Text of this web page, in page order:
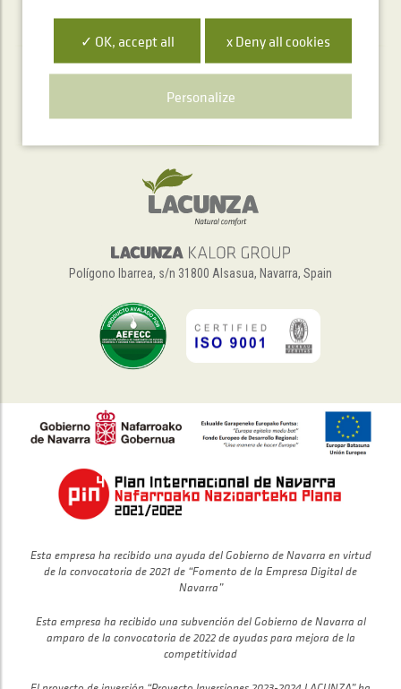
+34 948 563 511
Polígono Ibarrea, s/n 31800 Alsasua, Navarra, Spain
Esta empresa ha recibido una ayuda del Gobierno de Navarra en virtud
de la convocatoria de 2021 de “Fomento de la Empresa Digital de
Navarra”
Esta empresa ha recibido una subvención del Gobierno de Navarra al
amparo de la convocatoria de 2022 de ayudas para mejora de la
competitividad
✓ OK, accept all x Deny all cookies
Personalize